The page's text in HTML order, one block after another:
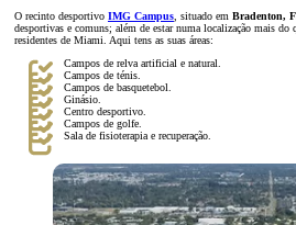
O recinto desportivo IMG Campus , situado em Bradenton,
desportivas e comuns; além de estar numa localização mais do
residentes de Miami. Aqui tens as suas áreas:
Campos de relva artificial e natural.
Campos de ténis.
Campos de basquetebol.
Ginásio.
Centro desportivo.
Campos de golfe.
Sala de fisioterapia e recuperação.